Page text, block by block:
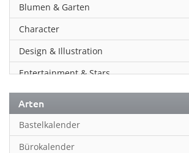
Blumen & Garten
Character
Design & Illustration
Entertainment & Stars
Erotik
Essen & Trinken
Familienplaner
Arten
Bastelkalender
Bürokalender